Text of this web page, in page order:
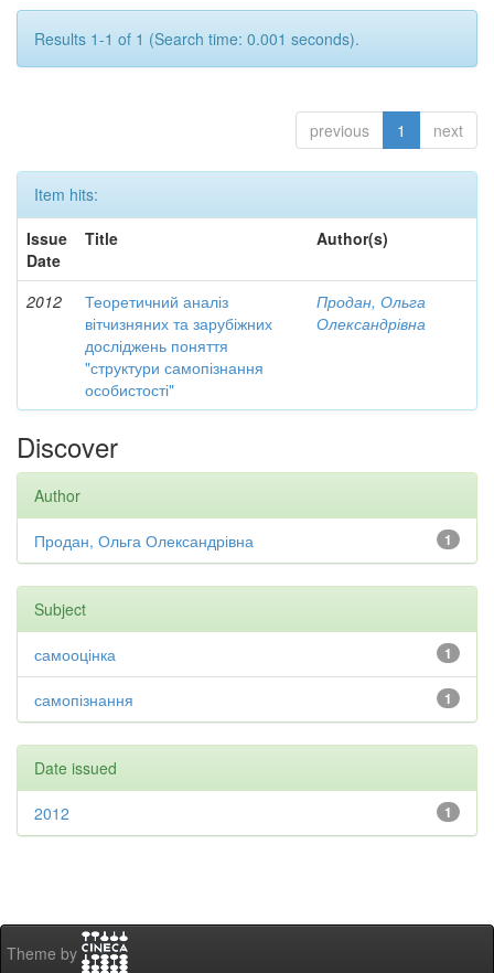
Results 1-1 of 1 (Search time: 0.001 seconds).
previous 1 next
Item hits:
Issue
Date
Title Author(s)
2012
Теоретичний аналіз
вітчизняних та зарубіжних
досліджень поняття
"структури самопізнання
особистості"
Продан, Ольга
Олександрівна
Discover
Author
1
Продан, Ольга Олександрівна
Subject
1
самооцінка
1
самопізнання
Date issued
1
2012
Theme by